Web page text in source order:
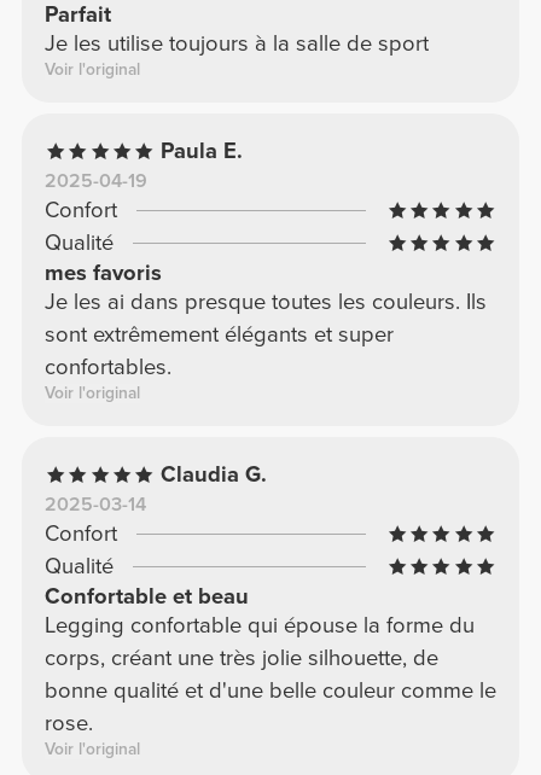
Parfait
Je les utilise toujours à la salle de sport
Voir l'original
Paula E.
2025-04-19
Confort
Qualité
mes favoris
Je les ai dans presque toutes les couleurs. Ils
sont extrêmement élégants et super
confortables.
Voir l'original
Claudia G.
2025-03-14
Confort
Qualité
Confortable et beau
Legging confortable qui épouse la forme du
corps, créant une très jolie silhouette, de
bonne qualité et d'une belle couleur comme le
rose.
Voir l'original